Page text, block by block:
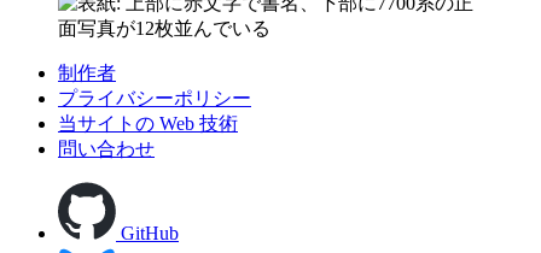
制作者
プライバシーポリシー
当サイトの Web 技術
問い合わせ
GitHub